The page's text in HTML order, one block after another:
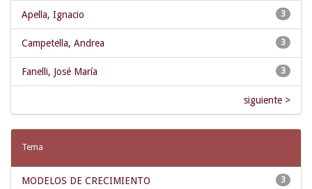
3
Apella, Ignacio
3
Campetella, Andrea
3
Fanelli, José María
siguiente >
Tema
3
MODELOS DE CRECIMIENTO